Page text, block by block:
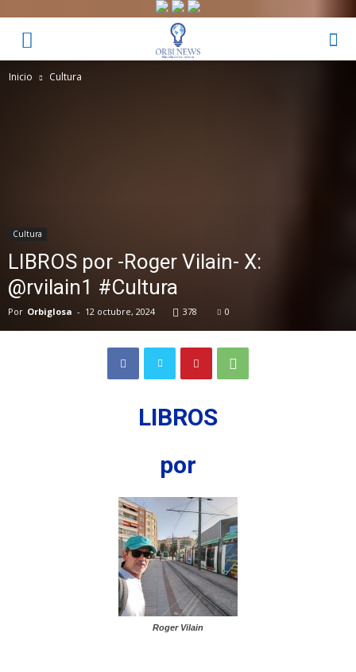
Inicio Cultura
Cultura
LIBROS por -Roger Vilain- X:
@rvilain1 #Cultura
Por Orbiglosa - 12 octubre, 2024 378 0
LIBROS
por
Roger Vilain